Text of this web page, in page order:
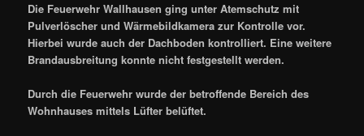
Die Feuerwehr Wallhausen ging unter Atemschutz mit
Pulverlöscher und Wärmebildkamera zur Kontrolle vor.
Hierbei wurde auch der Dachboden kontrolliert. Eine weitere
Brandausbreitung konnte nicht festgestellt werden.
Durch die Feuerwehr wurde der betroffende Bereich des
Wohnhauses mittels Lüfter belüftet.